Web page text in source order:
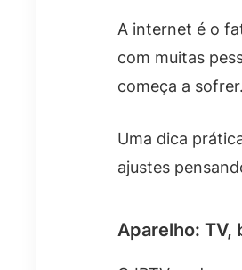
A internet é o
com muitas
começa a sofrer.
Uma dica
ajustes
Aparelho: TV,